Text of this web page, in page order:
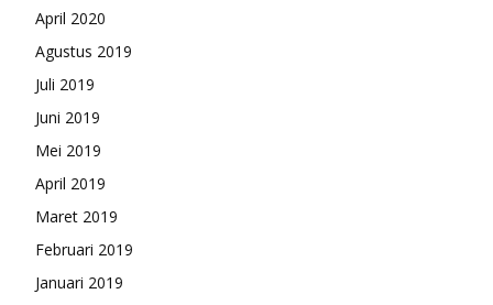
April 2020
Agustus 2019
Juli 2019
Juni 2019
Mei 2019
April 2019
Maret 2019
Februari 2019
Januari 2019